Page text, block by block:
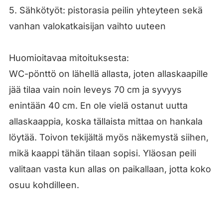
5. Sähkötyöt: pistorasia peilin yhteyteen sekä
vanhan valokatkaisijan vaihto uuteen
Huomioitavaa mitoituksesta:
WC-pönttö on lähellä allasta, joten allaskaapille
jää tilaa vain noin leveys 70 cm ja syvyys
enintään 40 cm. En ole vielä ostanut uutta
allaskaappia, koska tällaista mittaa on hankala
löytää. Toivon tekijältä myös näkemystä siihen,
mikä kaappi tähän tilaan sopisi. Yläosan peili
valitaan vasta kun allas on paikallaan, jotta koko
osuu kohdilleen.